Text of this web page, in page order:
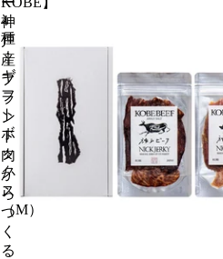
4
種
｜
ギ
フ
ト
ボ
ッ
ク
ス
（M）
神
戸
産
ブ
ラ
ン
ド
肉
か
ら
つ
く
る